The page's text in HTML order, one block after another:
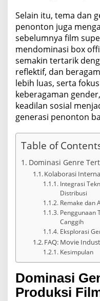
Selain itu, tema dan
penonton juga
sebelumnya film
mendominasi box
semakin tertarik
reflektif, dan
lebih luas, serta
keberagaman
keadilan sosial
generasi penonton
Table of
Dominasi Genre
Kolaborasi
Integrasi
Distribusi
Remake dan
Penggunaan
Canggih
Eksplorasi
FAQ: Movie
Kesimpulan
Dominasi
Produksi